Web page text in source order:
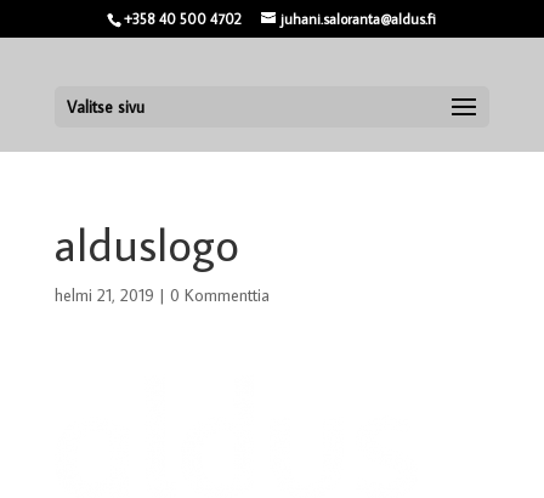
+358 40 500 4702 juhani.saloranta@aldus.fi
Valitse sivu
alduslogo
helmi 21, 2019 | 0 Kommenttia